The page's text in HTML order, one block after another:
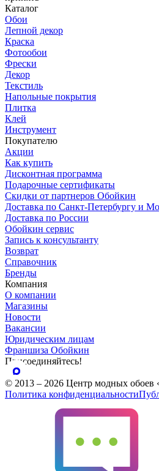
Каталог
Обои
Лепной декор
Краска
Фотообои
Фрески
Декор
Текстиль
Напольные покрытия
Плитка
Клей
Инструмент
Покупателю
Акции
Как купить
Дисконтная программа
Подарочные сертификаты
Скидки от партнеров Обойкин
Доставка по Санкт-Петербургу и
Доставка по России
Обойкин сервис
Запись к консультанту
Возврат
Справочник
Бренды
Компания
О компании
Магазины
Новости
Вакансии
Юридическим лицам
Франшиза Обойкин
Присоединяйтесь!
© 2013 – 2026 Центр модных обоев
Политика конфиденциальности